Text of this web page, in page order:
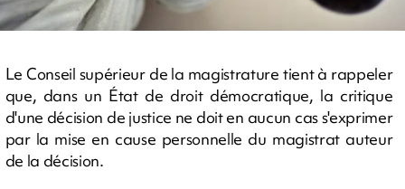
Le Conseil supérieur de la magistrature tient à rappeler
que, dans un État de droit démocratique, la critique
d'une décision de justice ne doit en aucun cas s'exprimer
par la mise en cause personnelle du magistrat auteur
de la décision.